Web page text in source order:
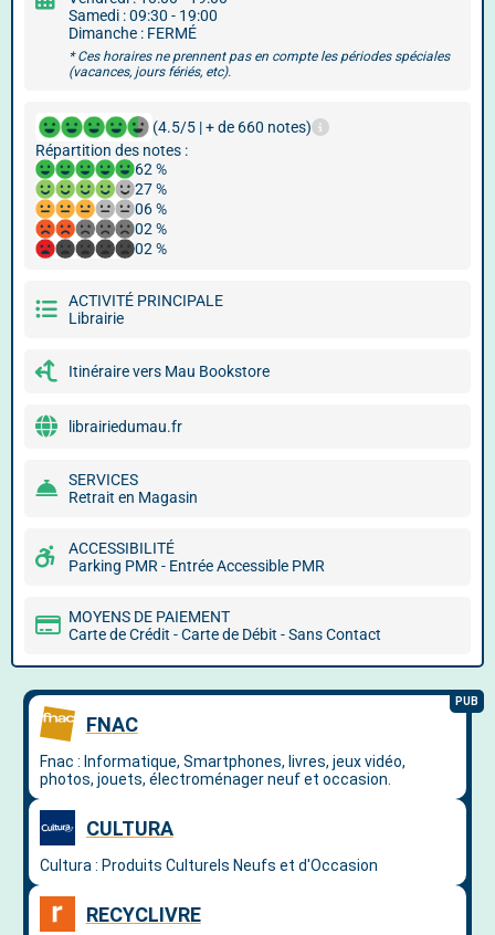
Samedi : 09:30 - 19:00
Dimanche : FERMÉ
* Ces horaires ne prennent pas en compte les périodes spéciales
(vacances, jours fériés, etc).
(4.5/5 | + de 660 notes)
Répartition des notes :
62 %
27 %
06 %
02 %
02 %
ACTIVITÉ PRINCIPALE
Librairie
Itinéraire vers Mau Bookstore
librairiedumau.fr
SERVICES
Retrait en Magasin
ACCESSIBILITÉ
Parking PMR - Entrée Accessible PMR
MOYENS DE PAIEMENT
Carte de Crédit - Carte de Débit - Sans Contact